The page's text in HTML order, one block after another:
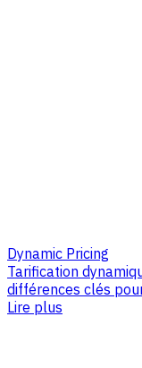
Dynamic Pricing
Tarification
différences clés
Lire plus